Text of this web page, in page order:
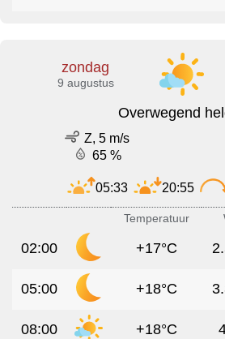
zondag
9 augustus
Overwegend
Z, 5 m/s
65 %
05:33 20:55
Temperatuur
02:00 +17°C
05:00 +18°C
08:00 +18°C